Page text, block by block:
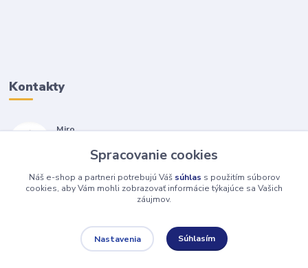
Kontakty
Miro
(Po-Pia, 7-17 hod.)
isopneumatiky@isopneumatiky.sk
Spracovanie cookies
Náš e-shop a partneri potrebujú Váš súhlas s použitím súborov
cookies, aby Vám mohli zobrazovať informácie týkajúce sa Vašich
záujmov.
Nastavenia Súhlasím